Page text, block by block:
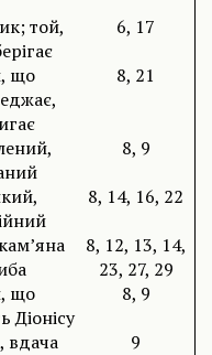
той,
6, 17
що
8, 21
8, 9
8, 14, 16, 22
8, 12, 13, 14,
23, 27, 29
що
Діонісу
8, 9
вдача
9